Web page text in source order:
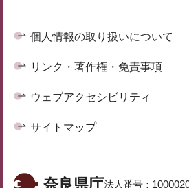
個人情報の取り扱いについて
リンク・著作権・免責事項
ウェブアクセシビリティ
サイトマップ
奈良県庁法人番号：